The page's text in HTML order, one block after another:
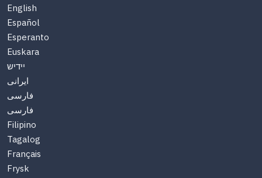
English
Español
Esperanto
Euskara
יידיש
ایرانی
فارسی
فارسی
Filipino
Tagalog
Français
Frysk